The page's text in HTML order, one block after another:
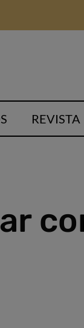
REVISTA